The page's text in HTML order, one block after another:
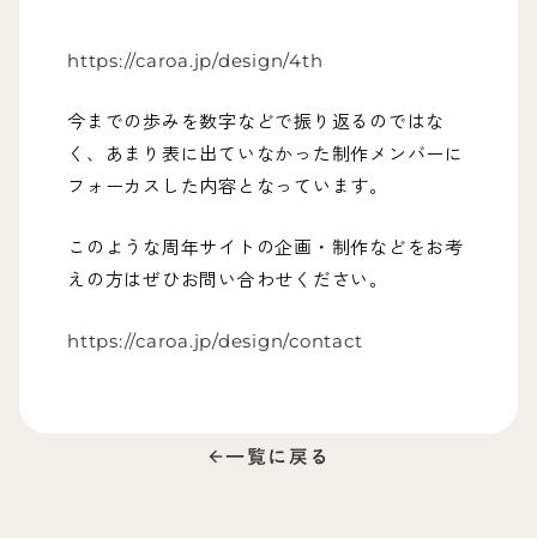
https://caroa.jp/design/4th
今までの歩みを数字などで振り返るのではな
く、あまり表に出ていなかった制作メンバーに
フォーカスした内容となっています。
このような周年サイトの企画・制作などをお考
えの方はぜひお問い合わせください。
https://caroa.jp/design/contact
arrow_back一覧に戻る